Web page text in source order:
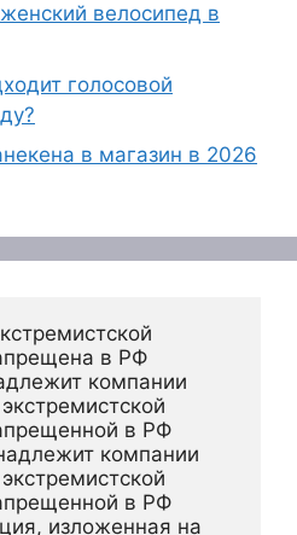
велосипед в
голосовой
в магазин в 2026
в РФ
компании
в РФ
компании
в РФ
изложенная на